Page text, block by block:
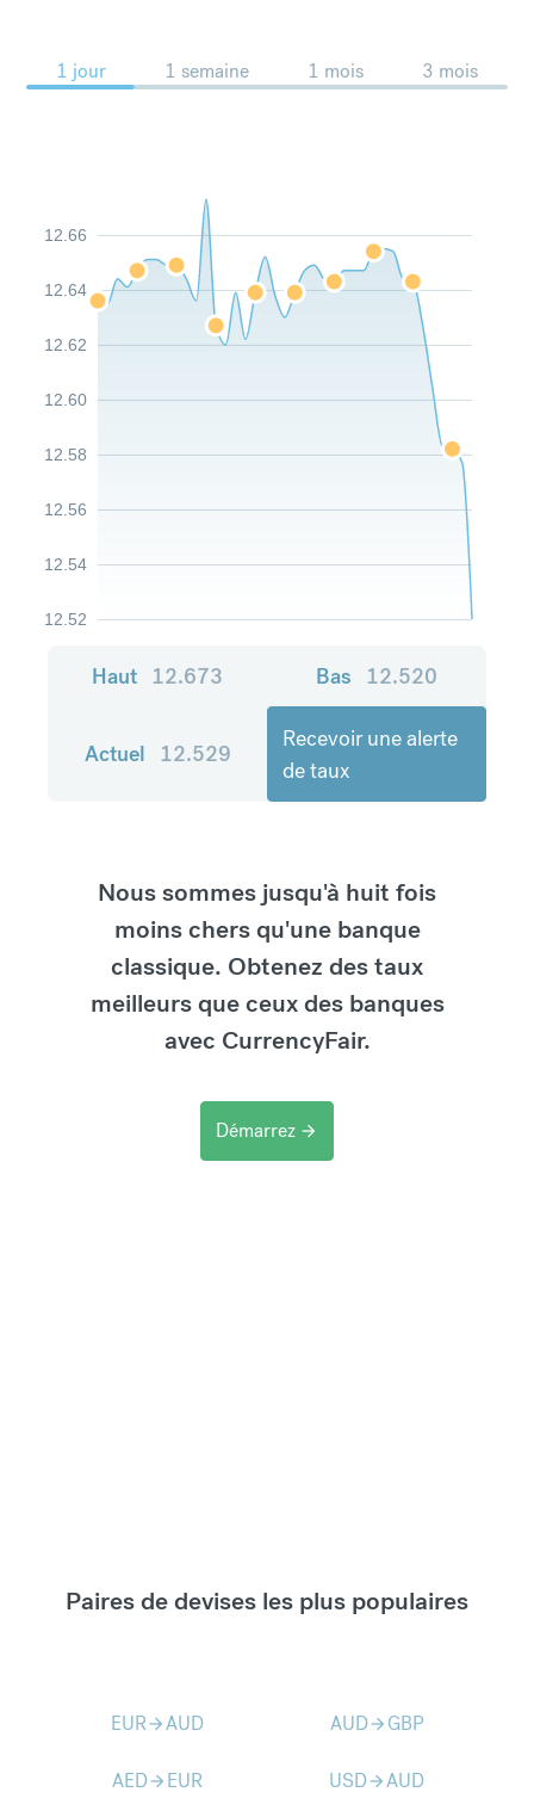
1 jour 1 semaine 1 mois 3 mois
12.52
12.54
12.56
12.58
12.60
12.62
12.64
12.66
Haut 12.673 Bas 12.520
Actuel 12.529
Recevoir une alerte
de taux
Nous sommes jusqu'à huit fois
moins chers qu'une banque
classique. Obtenez des taux
meilleurs que ceux des banques
avec CurrencyFair.
Démarrez arrow_forward
Paires de devises les plus populaires
EURarrow_forwardAUD AUDarrow_forward GBP
AEDarrow_forward EUR USDarrow_forwardAUD